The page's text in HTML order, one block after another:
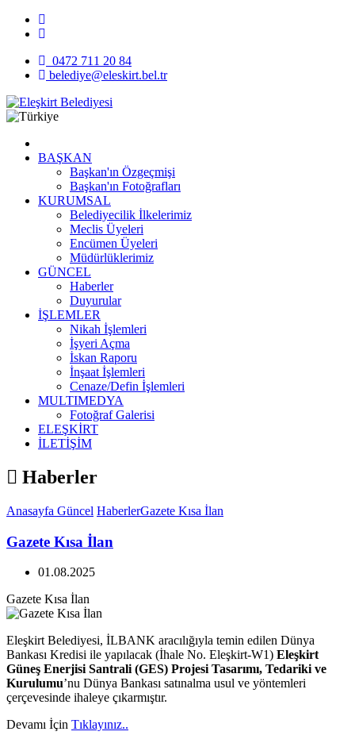
0472 711 20 84
belediye@eleskirt.bel.tr
BAŞKAN
Başkan'ın Özgeçmişi
Başkan'ın Fotoğrafları
KURUMSAL
Belediyecilik İlkelerimiz
Meclis Üyeleri
Encümen Üyeleri
Müdürlüklerimiz
GÜNCEL
Haberler
Duyurular
İŞLEMLER
Nikah İşlemleri
İşyeri Açma
İskan Raporu
İnşaat İşlemleri
Cenaze/Defin İşlemleri
MULTIMEDYA
Fotoğraf Galerisi
ELEŞKİRT
İLETİŞİM
Haberler
Anasayfa Güncel HaberlerGazete Kısa İlan
Gazete Kısa İlan
01.08.2025
Gazete Kısa İlan
Eleşkirt Belediyesi, İLBANK aracılığıyla temin edilen Dünya
Bankası Kredisi ile yapılacak (İhale No. Eleşkirt-W1) Eleşkirt
Güneş Enerjisi Santrali (GES) Projesi Tasarımı, Tedariki ve
Kurulumu’nu Dünya Bankası satınalma usul ve yöntemleri
çerçevesinde ihaleye çıkarmıştır.
Devamı İçin Tıklayınız..